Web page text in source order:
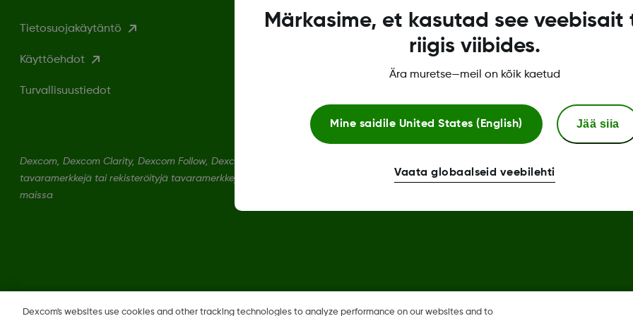
Tietosuojakäytäntö
Käyttöehdot
Turvallisuustiedot
Luotettu kolmas osapuoli
Dexcom, Dexcom Clarity, Dexcom Follow, Dexcom One, Dexcom Share ja Share ovat
tavaramerkkejä tai rekisteröityjä tavaramerkkejä Yhdysvalloissa ja mahdollisesti myös muissa
maissa
Vaihda aluetta
Dexcom's websites use cookies and other tracking technologies to analyze performance on our websites and to
Märkasime, et kasutad see veebisait
riigis viibides.
Ära muretse—meil on kõik kaetud
Mine saidile United States (English) Jää siia
Vaata globaalseid veebilehti